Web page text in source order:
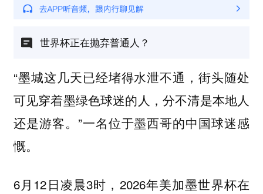
世界杯正在抛弃普通人？
“墨城这几天已经堵得水泄不通，街头随处
可见穿着墨绿色球迷的人，分不清是本地人
还是游客。”一名位于墨西哥的中国球迷感
慨。
6月12日凌晨3时，2026年美加墨世界杯在